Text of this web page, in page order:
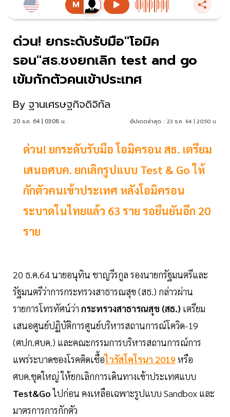
ด่วน! ยกระดับรับมือ"โอมิค
รอน"สธ.ชงยกเลิก test and go
เข้มกักตัวคนเข้าประเทศ
By ฐานเศรษฐกิจดิจิทัล
20 ธ.ค. 64 | 03:08 น. อัปเดตล่าสุด : 23 ธ.ค. 64 | 20:50 น.
ด่วน! ยกระดับรับมือ โอมิครอน สธ. เตรียม
เสนอศบค. ยกเลิกรูปแบบ Test & Go ให้
กักตัวคนเข้าประเทศ หลังโอมิครอน
ระบาดในไทยแล้ว 63 ราย รอยืนยันอีก 20
ราย
20 ธ.ค.64 นายอนุทิน ชาญวีรกูล รองนายกรัฐมนตรีและ
รัฐมนตรีว่าการกระทรวงสาธารณสุข (สธ.) กล่าวผ่าน
รายการโทรทัศน์ว่า กระทรวงสาธารณสุข (สธ.) เตรียม
เสนอศูนย์ปฏิบัติการศูนย์บริหารสถานการณ์โควิด-19
(ศปก.ศบค.) และคณะกรรมการบริหารสถานการณ์การ
แพร่ระบาดของโรคติดเชื้อไวรัสโคโรนา 2019 หรือ
ศบค.ชุดใหญ่ ให้ยกเลิกการเดินทางเข้าประเทศแบบ
Test&Goไปก่อน คงเหลือเฉพาะรูปแบบ Sandbox และ
มาตรการการกักตัว